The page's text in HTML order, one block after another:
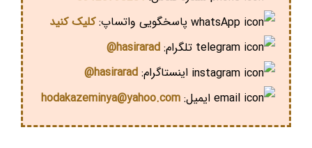
پاسخگویی واتساپ:کلیک کنید
تلگرام: hasirarad@
اینستاگرام: hasirarad@
ایمیل: hodakazeminya@yahoo.com